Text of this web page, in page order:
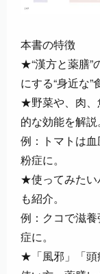
本書の特徴
★“漢方と薬膳”
にする“身近な”
★野菜や、肉、
的な効能を解説。
例：トマトは
粉症に。
★使ってみたい
も紹介。
例：クコで滋
症に。
★「風邪」「頭